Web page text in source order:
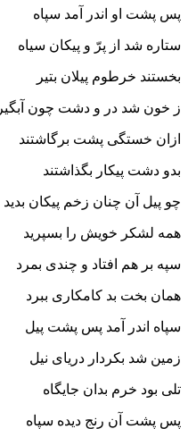
پس پشت او اندر آمد سپاه
ستاره شد از پرّ و پیکان سیاه‏
بخستند خرطوم پیلان بتیر
ز خون شد در و دشت چون آبگیر
ازان خستگى پشت برگاشتند
بدو دشت پیکار بگذاشتند
چو پیل آن چنان زخم پیکان بدید
همه لشکر خویش را بسپرید
سپه بر هم افتاد و چندى بمرد
همان بخت بد کامکارى ببرد
سپاه اندر آمد پس پشت پیل
زمین شد بکردار دریاى نیل‏
تلى بود خرم بدان جایگاه
پس پشت آن رنج دیده سپاه‏